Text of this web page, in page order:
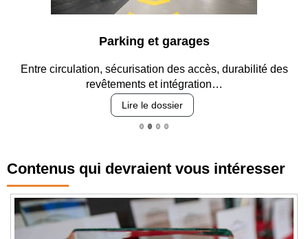
Parking et garages
Entre circulation, sécurisation des accès, durabilité des
revêtements et intégration…
Lire le dossier
Contenus qui devraient vous intéresser